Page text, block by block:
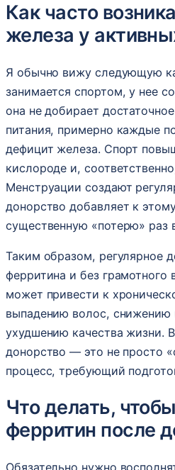
Как часто
железа у
Я обычно вижу следующую
занимается спортом, у нее
она не добирает
питания, примерно каждые
дефицит железа. Спорт
кислороде и,
Менструации создают
донорство добавляет к
существенную «потерю» раз
Таким образом, регулярное
ферритина и без грамотного
может привести к
выпадению волос, снижению
ухудшению качества жизни.
донорство — это не просто
процесс, требующий
Что делать,
ферритин после
Обязательно нужно